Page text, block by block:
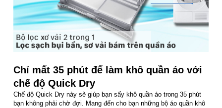
Chỉ mất 35 phút để làm khô quần áo với
chế độ Quick Dry
Chế độ Quick Dry này sẽ giúp bạn sấy khô quần áo trong 35 phút
bạn không phải chờ đợi. Mang đến cho bạn những bộ áo quần khô